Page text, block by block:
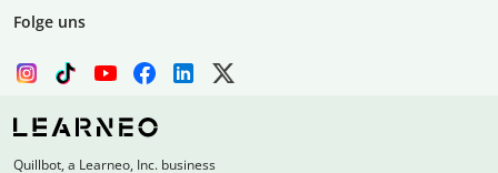
Folge uns
Quillbot, a Learneo, Inc. business